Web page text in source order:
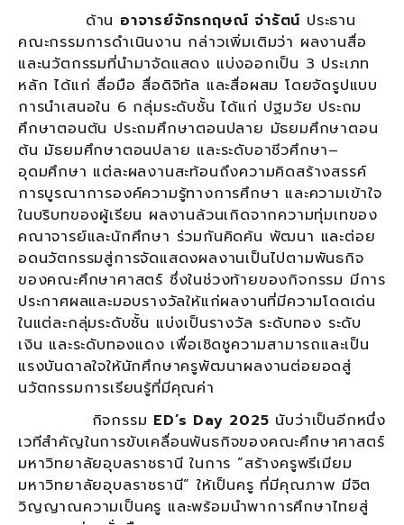
ด้าน อาจารย์จักรกฤษณ์ จ่ารัตน์ ประธาน
คณะกรรมการดำเนินงาน กล่าวเพิ่มเติมว่า ผลงานสื่อ
และนวัตกรรมที่นำมาจัดแสดง แบ่งออกเป็น 3 ประเภท
หลัก ได้แก่ สื่อมือ สื่อดิจิทัล และสื่อผสม โดยจัดรูปแบบ
การนำเสนอใน 6 กลุ่มระดับชั้น ได้แก่ ปฐมวัย ประถม
ศึกษาตอนต้น ประถมศึกษาตอนปลาย มัธยมศึกษาตอน
ต้น มัธยมศึกษาตอนปลาย และระดับอาชีวศึกษา–
อุดมศึกษา แต่ละผลงานสะท้อนถึงความคิดสร้างสรรค์
การบูรณาการองค์ความรู้ทางการศึกษา และความเข้าใจ
ในบริบทของผู้เรียน ผลงานล้วนเกิดจากความทุ่มเทของ
คณาจารย์และนักศึกษา ร่วมกันคิดค้น พัฒนา และต่อย
อดนวัตกรรมสู่การจัดแสดงผลงานเป็นไปตามพันธกิจ
ของคณะศึกษาศาสตร์ ซึ่งในช่วงท้ายของกิจกรรม มีการ
ประกาศผลและมอบรางวัลให้แก่ผลงานที่มีความโดดเด่น
ในแต่ละกลุ่มระดับชั้น แบ่งเป็นรางวัล ระดับทอง ระดับ
เงิน และระดับทองแดง เพื่อเชิดชูความสามารถและเป็น
แรงบันดาลใจให้นักศึกษาครูพัฒนาผลงานต่อยอดสู่
นวัตกรรมการเรียนรู้ที่มีคุณค่า
กิจกรรม ED’s Day 2025 นับว่าเป็นอีกหนึ่ง
เวทีสำคัญในการขับเคลื่อนพันธกิจของคณะศึกษาศาสตร์
มหาวิทยาลัยอุบลราชธานี ในการ “สร้างครูพรีเมียม
มหาวิทยาลัยอุบลราชธานี” ให้เป็นครู ที่มีคุณภาพ มีจิต
วิญญาณความเป็นครู และพร้อมนำพาการศึกษาไทยสู่